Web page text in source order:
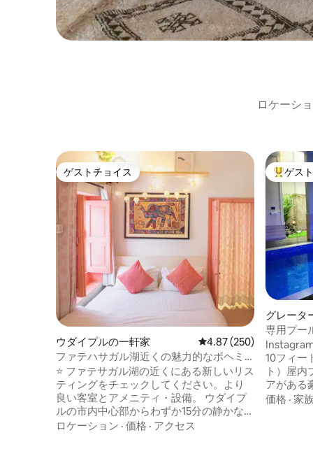
ロケーシ
ゲストチョイス
ゲストチョイス
ウダイプルの一軒家 レビュー250件、5つ星
4.87 (250)
ファテハサガル湖近くの魅力的なボヘミ
アンな隠れ家
⭐️ ファテサガル湖の近くにある新しいリス
ティングをチェックしてください。より
良い客室とアメニティ・設備。 ウダイプ
ルの市内中心部からわずか15分の静かな住
宅地にある、ファテサガル湖の近くの家
ロケーション · 価格 · アクセス
大好評
ゲス
グレータ
の一軒家
専用プー
Homes |
Instagram -
10フィー
ト）屋内
アがある豪華な
ベッドル
価格 · 家族